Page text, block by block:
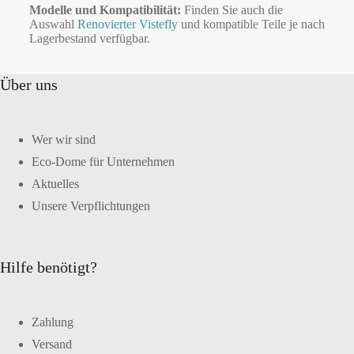
Modelle und Kompatibilität: Finden Sie auch die
Auswahl Renovierter Visteflyund kompatible Teile je nach
Lagerbestand verfügbar.
Über uns
Wer wir sind
Eco-Dome für Unternehmen
Aktuelles
Unsere Verpflichtungen
Hilfe benötigt?
Zahlung
Versand